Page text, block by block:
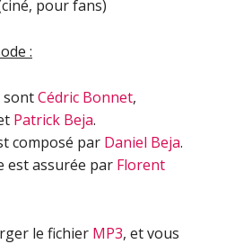
pour fans)
:
sontCédric Bonnet,
Patrick Beja.
composé par Daniel Beja.
est assurée par Florent
le fichier MP3, et vous